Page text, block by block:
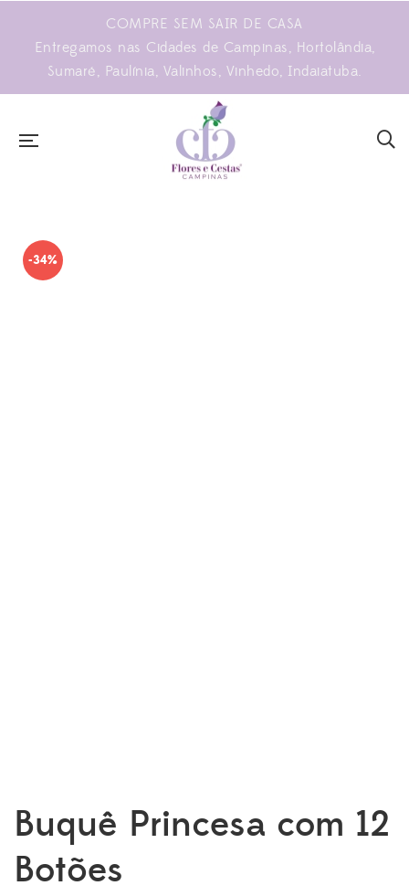
COMPRE SEM SAIR DE CASA
Entregamos nas Cidades de Campinas, Hortolândia,
Sumaré, Paulínia, Valinhos, Vinhedo, Indaiatuba.
-34%
Buquê Princesa com 12
Botões